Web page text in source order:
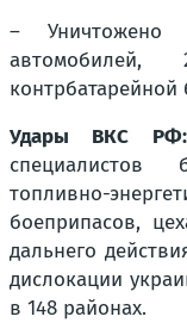
–
контрбатарейной
Удары ВКС
специалистов
топливно-
боеприпасов,
дальнего
дислокации
в 148 районах.